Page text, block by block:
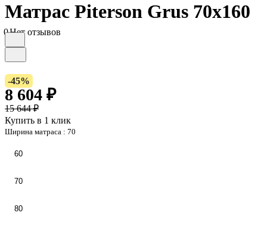
Матрас Piterson Grus 70х160
0Нет отзывов
-45%
8 604 ₽
15 644 ₽
Купить в 1 клик
Ширина матраса : 70
60
70
80